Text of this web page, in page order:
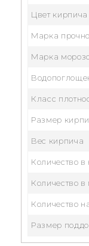
Цвет кирпича
Марка
Марка
Класс
Размер
Вес кирпича
Количество в
Количество в
Количество
Размер